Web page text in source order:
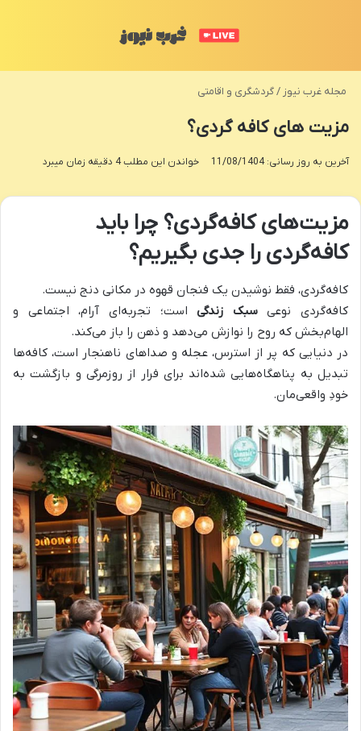
مجله غرب نیوز /گردشگری و اقامتی
مزیت های کافه گردی؟
آخرین به روز رسانی: 11/08/1404 خواندن این مطلب 4 دقیقه زمان میبرد
مزیت‌های کافه‌گردی؟ چرا باید
کافه‌گردی را جدی بگیریم؟
کافه‌گردی، فقط نوشیدن یک فنجان قهوه در مکانی دنج نیست.
کافه‌گردی نوعیسبک زندگیاست؛ تجربه‌ای آرام، اجتماعی و
الهام‌بخش که روح را نوازش می‌دهد و ذهن را باز می‌کند.
در دنیایی که پر از استرس، عجله و صداهای ناهنجار است، کافه‌ها
تبدیل به پناهگاه‌هایی شده‌اند برای فرار از روزمرگی و بازگشت به
خودِ واقعی‌مان.